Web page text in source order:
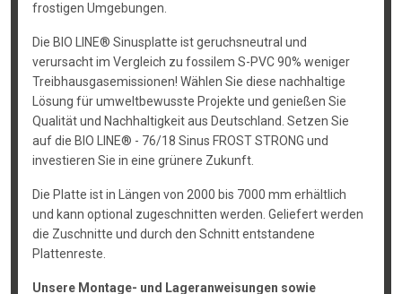
frostigen Umgebungen.
Die BIO LINE® Sinusplatte ist geruchsneutral und
verursacht im Vergleich zu fossilem S-PVC 90% weniger
Treibhausgasemissionen! Wählen Sie diese nachhaltige
Lösung für umweltbewusste Projekte und genießen Sie
Qualität und Nachhaltigkeit aus Deutschland. Setzen Sie
auf die BIO LINE® - 76/18 Sinus FROST STRONG und
investieren Sie in eine grünere Zukunft.
Die Platte ist in Längen von 2000 bis 7000 mm erhältlich
und kann optional zugeschnitten werden. Geliefert werden
die Zuschnitte und durch den Schnitt entstandene
Plattenreste.
Unsere Montage- und Lageranweisungen sowie